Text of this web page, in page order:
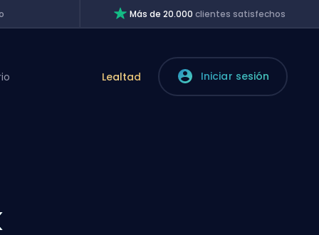
Más de 20.000clientes satisfechos
Lealtad Iniciar sesión